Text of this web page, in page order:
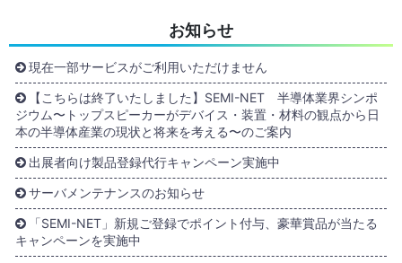
お知らせ
現在一部サービスがご利用いただけません
【こちらは終了いたしました】SEMI-NET 半導体業界シンポ
ジウム〜トップスピーカーがデバイス・装置・材料の観点から日
本の半導体産業の現状と将来を考える〜のご案内
出展者向け製品登録代行キャンペーン実施中
サーバメンテナンスのお知らせ
「SEMI-NET」新規ご登録でポイント付与、豪華賞品が当たる
キャンペーンを実施中